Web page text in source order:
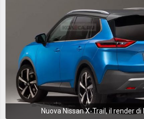
Nuova Nissan X-Trail, il render di